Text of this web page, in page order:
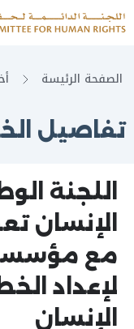
الصفحة الرئيسة
تفاصيل
اللجنة
الإنسان
مع
لإعداد
الإنسان